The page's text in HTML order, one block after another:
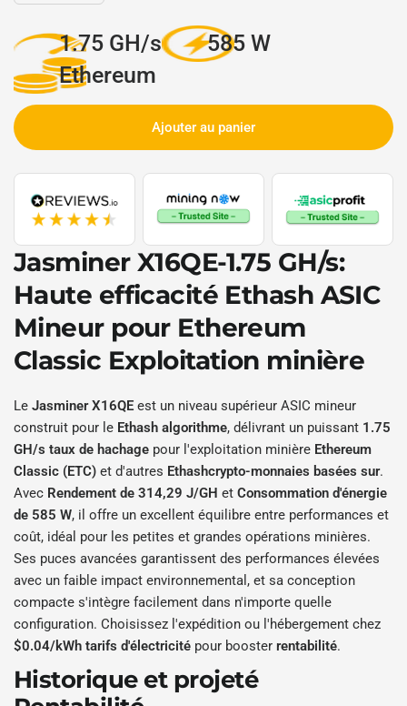
1.75 GH/s
585 W
Ethereum
Ajouter au panier
Jasminer X16QE-1.75 GH/s:
Haute efficacité Ethash ASIC
Mineur pour Ethereum
Classic Exploitation minière
LeJasminer X16QE est un niveau supérieur ASIC mineur
construit pour le Ethash algorithme, délivrant un puissant 1.75
GH/s taux de hachage pour l'exploitation minière Ethereum
Classic (ETC) et d'autres Ethashcrypto-monnaies basées sur.
Avec Rendement de 314,29 J/GH etConsommation d'énergie
de 585 W, il offre un excellent équilibre entre performances et
coût, idéal pour les petites et grandes opérations minières.
Ses puces avancées garantissent des performances élevées
avec un faible impact environnemental, et sa conception
compacte s'intègre facilement dans n'importe quelle
configuration. Choisissez l'expédition ou l'hébergement chez
$0.04/kWh tarifs d'électricité pour boosterrentabilité.
Historique et projeté